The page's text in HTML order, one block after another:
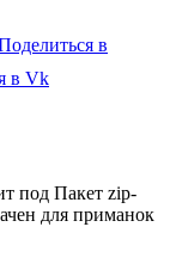
в
в Vk
под Пакет zip-
для приманок